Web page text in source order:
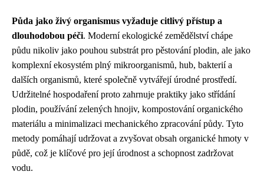
Půda jako živý organismus vyžaduje citlivý přístup a
dlouhodobou péči. Moderní ekologické zemědělství chápe
půdu nikoliv jako pouhou substrát pro pěstování plodin, ale jako
komplexní ekosystém plný mikroorganismů, hub, bakterií a
dalších organismů, které společně vytvářejí úrodné prostředí.
Udržitelné hospodaření proto zahrnuje praktiky jako střídání
plodin, používání zelených hnojiv, kompostování organického
materiálu a minimalizaci mechanického zpracování půdy. Tyto
metody pomáhají udržovat a zvyšovat obsah organické hmoty v
půdě, což je klíčové pro její úrodnost a schopnost zadržovat
vodu.